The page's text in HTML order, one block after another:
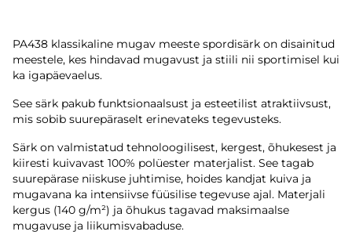
PA438 klassikaline mugav meeste spordisärk on disainitud
meestele, kes hindavad mugavust ja stiili nii sportimisel kui
ka igapäevaelus.
See särk pakub funktsionaalsust ja esteetilist atraktiivsust,
mis sobib suurepäraselt erinevateks tegevusteks.
Särk on valmistatud tehnoloogilisest, kergest, õhukesest ja
kiiresti kuivavast 100% polüester materjalist. See tagab
suurepärase niiskuse juhtimise, hoides kandjat kuiva ja
mugavana ka intensiivse füüsilise tegevuse ajal. Materjali
kergus (140 g/m²) ja õhukus tagavad maksimaalse
mugavuse ja liikumisvabaduse.